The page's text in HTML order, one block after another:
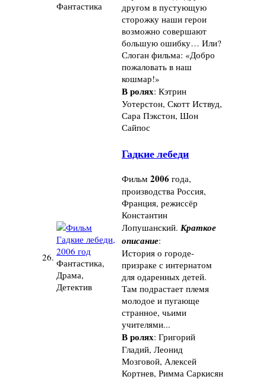
Фантастика
другом в пустующую
сторожку наши герои
возможно совершают
большую ошибку… Или?
Слоган фильма: «Добро
пожаловать в наш
кошмар!»
В ролях: Кэтрин
Уотерстон, Скотт Иствуд,
Сара Пэкстон, Шон
Сайпос
26. Фантастика,
Драма,
Детектив
Гадкие лебеди
Фильм 2006 года,
производства Россия,
Франция, режиссёр
Константин
Лопушанский. Краткое
описание:
История о городе-
призраке с интернатом
для одаренных детей.
Там подрастает племя
молодое и пугающе
странное, чьими
учителями...
В ролях: Григорий
Гладий, Леонид
Мозговой, Алексей
Кортнев, Римма Саркисян